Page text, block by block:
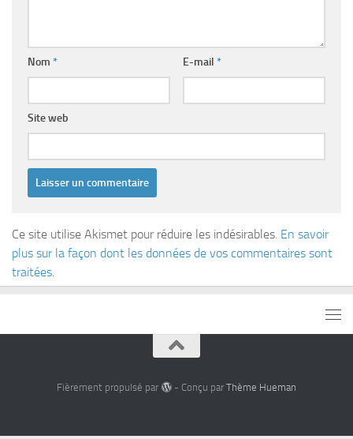
Nom * E-mail *
Site web
Ce site utilise Akismet pour réduire les indésirables. En savoir
plus sur la façon dont les données de vos commentaires sont
traitées.
Fièrement propulsé par - Conçu par Thème Hueman